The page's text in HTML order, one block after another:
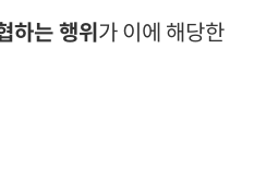
하는 행위 가 이에 해당한